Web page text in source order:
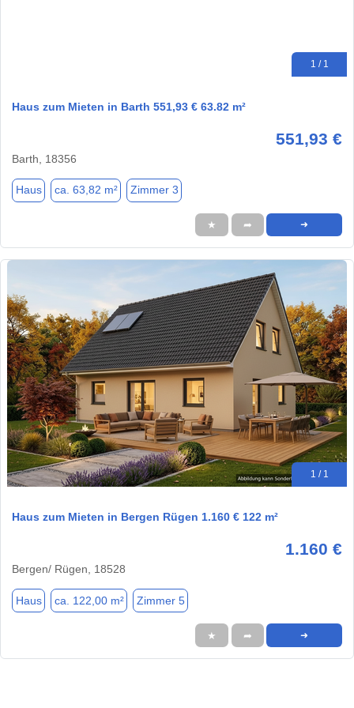
1 / 1
Haus zum Mieten in Barth 551,93 € 63.82 m²
551,93 €
Barth, 18356
Haus ca. 63,82 m² Zimmer 3
★ ➦ ➜
1 / 1
Haus zum Mieten in Bergen Rügen 1.160 € 122 m²
1.160 €
Bergen/ Rügen, 18528
Haus ca. 122,00 m² Zimmer 5
★ ➦ ➜